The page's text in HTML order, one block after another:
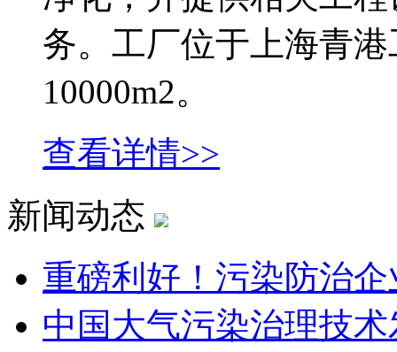
务。工厂位于上海青
10000m2。
查看详情>>
新闻动态
重磅利好！污染防治
中国大气污染治理技